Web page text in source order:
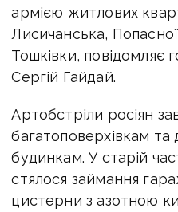
армією житлових
Лисичанська,
Тошківки, повідомляє
Сергій Гайдай.
Артобстріли росіян
багатоповерхівкам
будинкам. У старій
стялося займання
цистерни з азотною